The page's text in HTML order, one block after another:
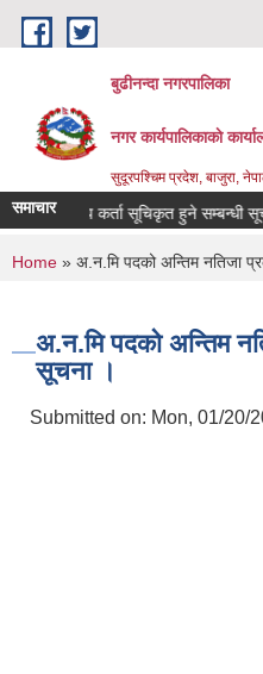
Skip to main content
बुढीनन्दा नगरपालिका
नगर कार्यपालिकाकाे
सुदूरपश्चिम प्रदेश, बाजुरा,
समाचार
मेलमिलाप कर्ता सूचिकृत हुने सम्बन्धी
You are here
Home » अ.न.मि पदको अन्तिम नतिजा
अ.न.मि पदको अन्तिम
सूचना ।
Submitted on: Mon, 01/20/